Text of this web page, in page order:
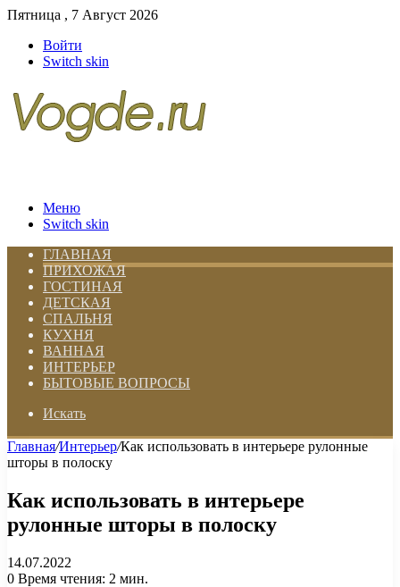
Пятница , 7 Август 2026
Войти
Switch skin
Меню
Switch skin
ГЛАВНАЯ
ПРИХОЖАЯ
ГОСТИНАЯ
ДЕТСКАЯ
СПАЛЬНЯ
КУХНЯ
ВАННАЯ
ИНТЕРЬЕР
БЫТОВЫЕ ВОПРОСЫ
Искать
Главная/Интерьер/Как использовать в интерьере рулонные
шторы в полоску
Как использовать в интерьере
рулонные шторы в полоску
14.07.2022
0 Время чтения: 2 мин.